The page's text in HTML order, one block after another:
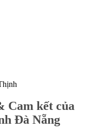
Cam kết của
Đà Nẵng